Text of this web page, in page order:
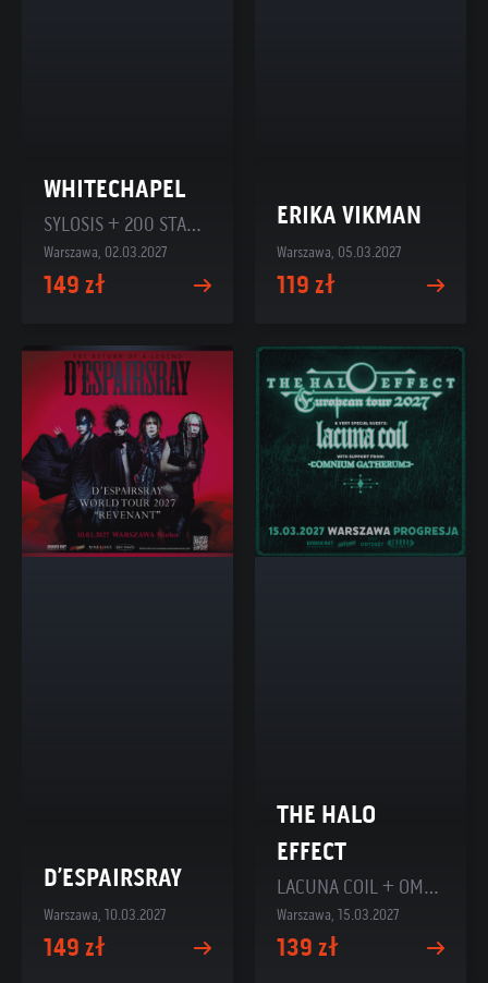
WHITECHAPEL
SYLOSIS + 200 STAB WOUNDS + TRIBAL GAZE
Warszawa, 02.03.2027
149 zł
ERIKA VIKMAN
Warszawa, 05.03.2027
119 zł
D’ESPAIRSRAY
Warszawa, 10.03.2027
149 zł
THE HALO
EFFECT
LACUNA COIL + OMNIUM GATHERUM
Warszawa, 15.03.2027
139 zł